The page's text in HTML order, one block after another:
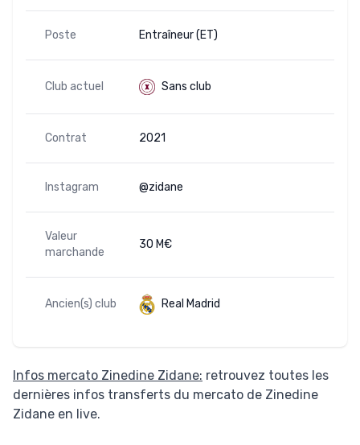
Poste Entraîneur (ET)
Club actuel Sans club
Contrat 2021
Instagram @zidane
Valeur
marchande
30 M€
Ancien(s) club Real Madrid
Infos mercato Zinedine Zidane: retrouvez toutes les
dernières infos transferts du mercato de Zinedine
Zidane en live.